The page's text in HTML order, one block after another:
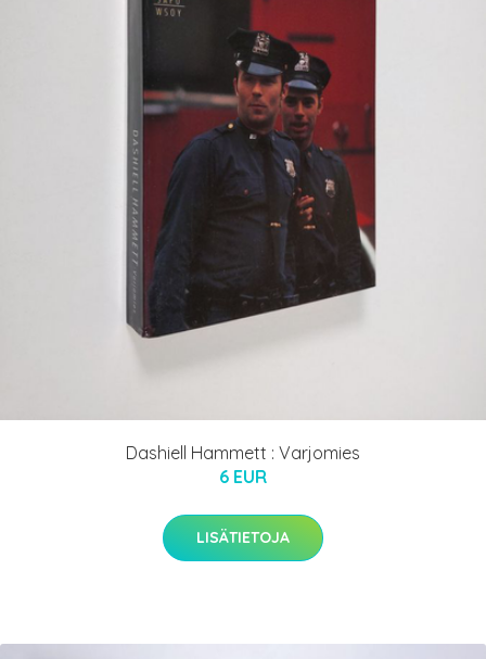
Dashiell Hammett : Varjomies
6 EUR
LISÄTIETOJA